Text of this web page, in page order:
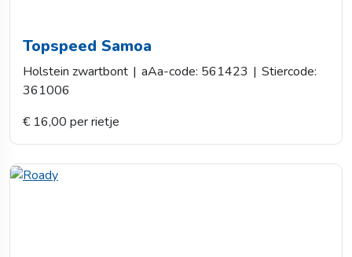
Topspeed Samoa
Holstein zwartbont | aAa-code: 561423 | Stiercode:
361006
€ 16,00 per rietje